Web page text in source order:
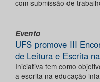
com submissão de
Evento
UFS promove III
de Leitura e Escrita
Iniciativa tem como
a escrita na educação